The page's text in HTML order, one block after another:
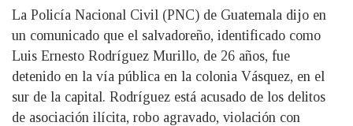
La Policía Nacional Civil (PNC) de Guatemala dijo en
un comunicado que el salvadoreño, identificado como
Luis Ernesto Rodríguez Murillo, de 26 años, fue
detenido en la vía pública en la colonia Vásquez, en el
sur de la capital. Rodríguez está acusado de los delitos
de asociación ilícita, robo agravado, violación con